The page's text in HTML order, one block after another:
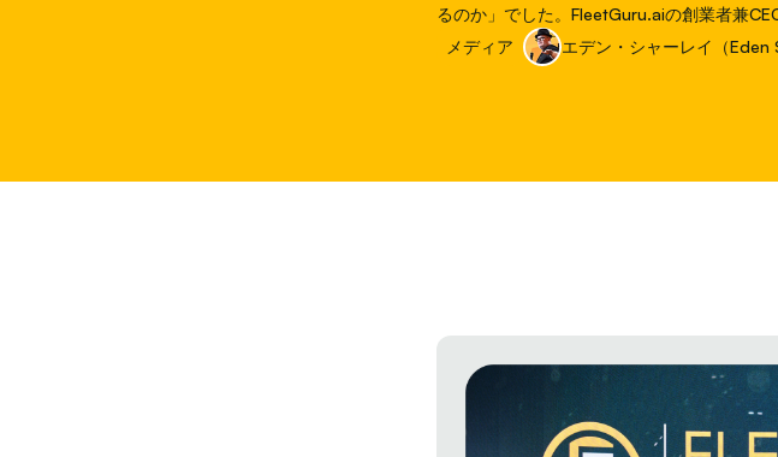
るのか」でした。FleetGuru.aiの創業者兼
プレジデントであるChristopher Ludewigが
いに答えました。
メディア エデン・シャーレイ（Eden